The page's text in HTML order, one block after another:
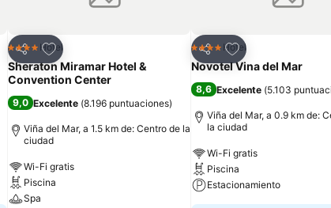
Compartir
Agregar a favoritos
4 EstrellasHotel
Sheraton Miramar Hotel &
Convention Center
9,0 Excelente (8.196 puntuaciones)
Viña del Mar, a 1.5 km de: Centro de la
ciudad
Wi-Fi gratis
Piscina
Spa
Compartir
Agregar a
4 EstrellasHotel
Novotel Vina del Mar
8,6 Excelente (5.103
Viña del Mar, a 0.9 km de:
la ciudad
Wi-Fi gratis
Piscina
Estacionamiento